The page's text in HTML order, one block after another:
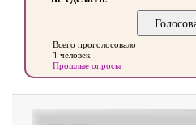
Всего проголосовало
1 человек
Прошлые опросы